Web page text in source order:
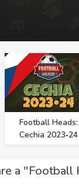
Football Heads:
Cechia 2023‑24
a "Football